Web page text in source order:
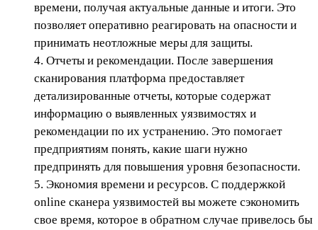
времени, получая актуальные данные и итоги. Это
позволяет оперативно реагировать на опасности и
принимать неотложные меры для защиты.
4. Отчеты и рекомендации. После завершения
сканирования платформа предоставляет
детализированные отчеты, которые содержат
информацию о выявленных уязвимостях и
рекомендации по их устранению. Это помогает
предприятиям понять, какие шаги нужно
предпринять для повышения уровня безопасности.
5. Экономия времени и ресурсов. С поддержкой
online сканера уязвимостей вы можете сэкономить
свое время, которое в обратном случае привелось бы